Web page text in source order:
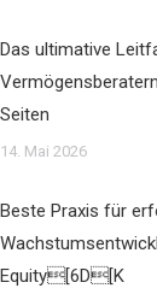
Das ultimative
Seiten
14. Mai 2026
Beste Praxis für
Equity[6D[K